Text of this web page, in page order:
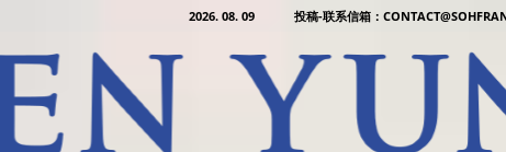
2026. 08. 09 投稿-联系信箱：